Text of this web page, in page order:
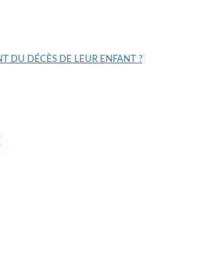
DU DÉCÈS DE LEUR ENFANT ?